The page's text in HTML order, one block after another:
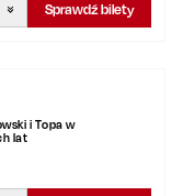
Sprawdź bilety
i Topa w
lat